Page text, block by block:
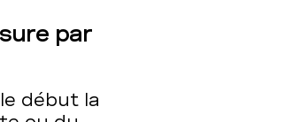
par
début la